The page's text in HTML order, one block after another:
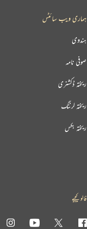
ہماری ویب سائٹس
ہندوی
صوفی نامہ
ریختہ ڈکشنری
ریختہ لرننگ
ریختہ بکس
فالو کیجیے